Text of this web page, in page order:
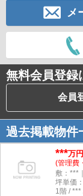
メ
無料会員登録
会員
過去掲載物件
***万円
(管理費
敷：***
坪単価
1階 / ***